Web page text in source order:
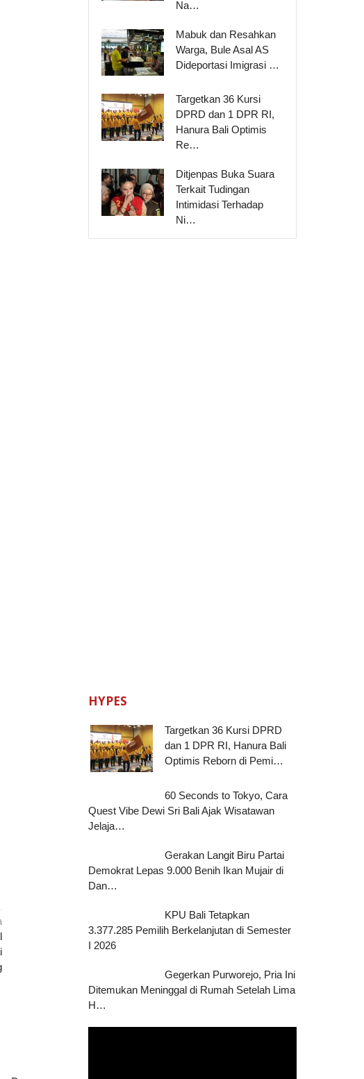
Na…
Mabuk dan Resahkan
Warga, Bule Asal AS
Dideportasi Imigrasi …
Targetkan 36 Kursi
DPRD dan 1 DPR RI,
Hanura Bali Optimis
Re…
Ditjenpas Buka Suara
Terkait Tudingan
Intimidasi Terhadap
Ni…
HYPES
Targetkan 36 Kursi DPRD
dan 1 DPR RI, Hanura Bali
Optimis Reborn di Pemi…
60 Seconds to Tokyo, Cara
Quest Vibe Dewi Sri Bali Ajak Wisatawan
Jelaja…
Gerakan Langit Biru Partai
Demokrat Lepas 9.000 Benih Ikan Mujair di
Dan…
KPU Bali Tetapkan
3.377.285 Pemilih Berkelanjutan di Semester
I 2026
Gegerkan Purworejo, Pria Ini
Ditemukan Meninggal di Rumah Setelah Lima
H…